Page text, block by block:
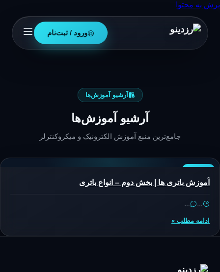
پرش به محتوا
ورود / ثبت‌نام
آرشیو آموزش‌ها
آرشیو آموزش‌ها
جامع‌ترین منبع آموزش الکترونیک و میکروکنترلر
آموزش باتری ها | بخش دوم – انواع باتری
…
…
ادامه مطلب »